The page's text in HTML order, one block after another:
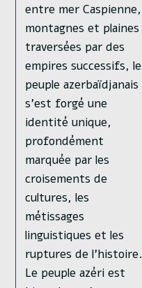
entre mer Caspienne,
montagnes et plaines
traversées par des
empires successifs, le
peuple azerbaïdjanais
s’est forgé une
identité unique,
profondément
marquée par les
croisements de
cultures, les
métissages
linguistiques et les
ruptures de l’histoire.
Le peuple azéri est